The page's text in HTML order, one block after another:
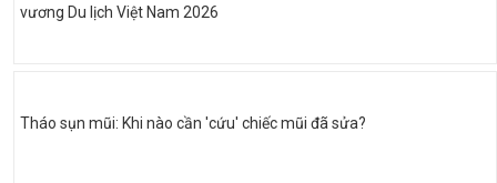
vương Du lịch Việt Nam 2026
Tháo sụn mũi: Khi nào cần 'cứu' chiếc mũi đã sửa?